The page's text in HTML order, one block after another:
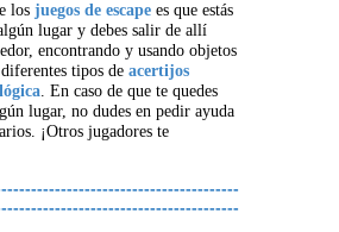
los juegos de escape es que estás
lugar y debes salir de allí
encontrando y usando objetos
tipos de acertijos
lógica. En caso de que te quedes
lugar, no dudes en pedir ayuda
¡Otros jugadores te